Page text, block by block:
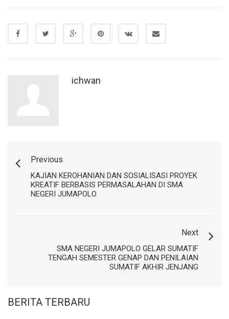
ichwan
Previous
KAJIAN KEROHANIAN DAN SOSIALISASI PROYEK
KREATIF BERBASIS PERMASALAHAN DI SMA
NEGERI JUMAPOLO
Next
SMA NEGERI JUMAPOLO GELAR SUMATIF
TENGAH SEMESTER GENAP DAN PENILAIAN
SUMATIF AKHIR JENJANG
BERITA TERBARU